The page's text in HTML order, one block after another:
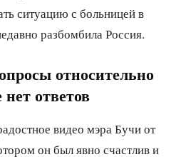
ситуацию с больницей в
разбомбила Россия.
относительно
ответов
видео мэра Бучи от
он был явно счастлив и